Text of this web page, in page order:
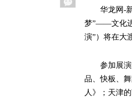
华龙网-
梦”——文化进
演”）将在大
参加展
品、快板、
人》；天津